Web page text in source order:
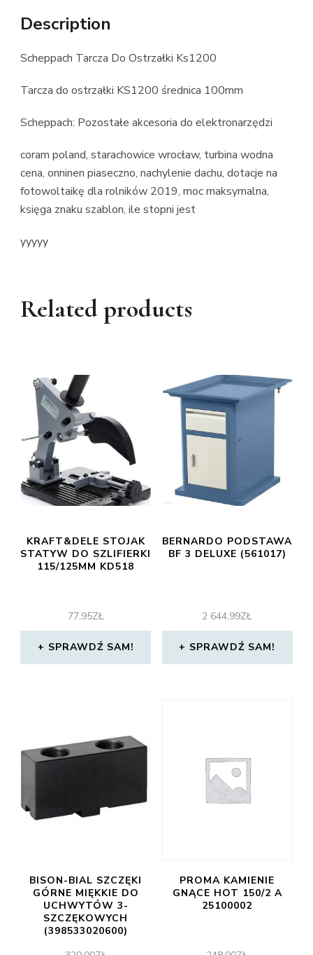
Description
Scheppach Tarcza Do Ostrzałki Ks1200
Tarcza do ostrzałki KS1200 średnica 100mm
Scheppach: Pozostałe akcesoria do elektronarzędzi
coram poland, starachowice wrocław, turbina wodna
cena, onninen piaseczno, nachylenie dachu, dotacje na
fotowoltaikę dla rolników 2019, moc maksymalna,
księga znaku szablon, ile stopni jest
yyyyy
Related products
KRAFT&DELE STOJAK
STATYW DO SZLIFIERKI
115/125MM KD518
77,95ZŁ
SPRAWDŹ SAM!
BERNARDO PODSTAWA
BF 3 DELUXE (561017)
2 644,99ZŁ
SPRAWDŹ SAM!
BISON-BIAL SZCZĘKI
GÓRNE MIĘKKIE DO
UCHWYTÓW 3-
SZCZĘKOWYCH
(398533020600)
PROMA KAMIENIE
GNĄCE HOT 150/2 A
25100002